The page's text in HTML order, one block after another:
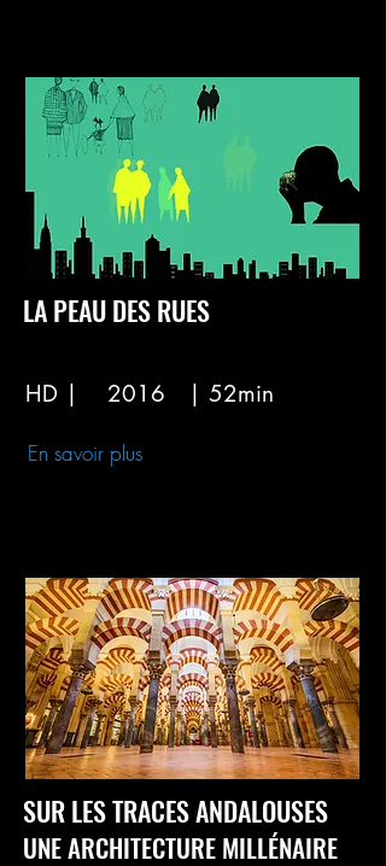
LA PEAU DES RUES
HD | 2016 | 52min
En savoir plus
SUR LES TRACES ANDALOUSES
UNE ARCHITECTURE MILLÉNAIRE